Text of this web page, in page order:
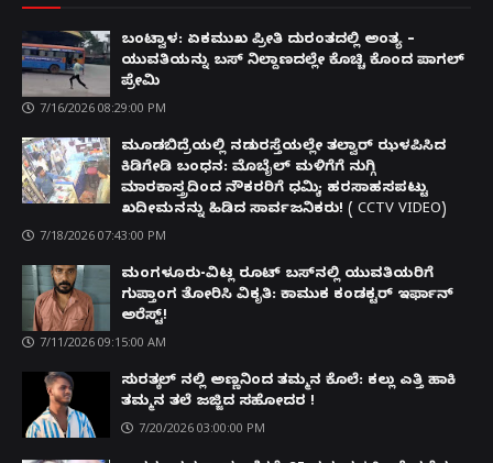
ಬಂಟ್ವಾಳ: ಏಕಮುಖ ಪ್ರೀತಿ ದುರಂತದಲ್ಲಿ ಅಂತ್ಯ –
ಯುವತಿಯನ್ನು ಬಸ್ ನಿಲ್ದಾಣದಲ್ಲೇ ಕೊಚ್ಚಿ ಕೊಂದ ಪಾಗಲ್
ಪ್ರೇಮಿ
7/16/2026 08:29:00 PM
ಮೂಡಬಿದ್ರೆಯಲ್ಲಿ ನಡುರಸ್ತೆಯಲ್ಲೇ ತಲ್ವಾರ್ ಝಳಪಿಸಿದ
ಕಿಡಿಗೇಡಿ ಬಂಧನ: ಮೊಬೈಲ್ ಮಳಿಗೆಗೆ ನುಗ್ಗಿ
ಮಾರಕಾಸ್ತ್ರದಿಂದ ನೌಕರರಿಗೆ ಧಮ್ಕಿ; ಹರಸಾಹಸಪಟ್ಟು
ಖದೀಮನನ್ನು ಹಿಡಿದ ಸಾರ್ವಜನಿಕರು! ( CCTV VIDEO)
7/18/2026 07:43:00 PM
ಮಂಗಳೂರು-ವಿಟ್ಲ ರೂಟ್ ಬಸ್‌ನಲ್ಲಿ ಯುವತಿಯರಿಗೆ
ಗುಪ್ತಾಂಗ ತೋರಿಸಿ ವಿಕೃತಿ: ಕಾಮುಕ ಕಂಡಕ್ಟರ್ ಇರ್ಫಾನ್
ಅರೆಸ್ಟ್!
7/11/2026 09:15:00 AM
ಸುರತ್ಕಲ್ ನಲ್ಲಿ ಅಣ್ಣನಿಂದ ತಮ್ಮನ ಕೊಲೆ: ಕಲ್ಲು ಎತ್ತಿ ಹಾಕಿ
ತಮ್ಮನ ತಲೆ ಜಜ್ಜಿದ ಸಹೋದರ !
7/20/2026 03:00:00 PM